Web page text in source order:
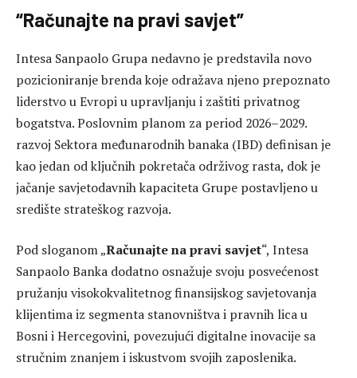
“Računajte na pravi savjet”
Intesa Sanpaolo Grupa nedavno je predstavila novo
pozicioniranje brenda koje odražava njeno prepoznato
liderstvo u Evropi u upravljanju i zaštiti privatnog
bogatstva. Poslovnim planom za period 2026–2029.
razvoj Sektora međunarodnih banaka (IBD) definisan je
kao jedan od ključnih pokretača održivog rasta, dok je
jačanje savjetodavnih kapaciteta Grupe postavljeno u
središte strateškog razvoja.
Pod sloganom „Računajte na pravi savjet“, Intesa
Sanpaolo Banka dodatno osnažuje svoju posvećenost
pružanju visokokvalitetnog finansijskog savjetovanja
klijentima iz segmenta stanovništva i pravnih lica u
Bosni i Hercegovini, povezujući digitalne inovacije sa
stručnim znanjem i iskustvom svojih zaposlenika.